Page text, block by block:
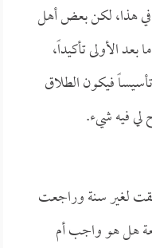
في هذا، لكن بعض أهل
الأولى تأكيداً،
فيكون الطلاق
لي فيه شيء.
لغير سنة وراجعت
هل هو واجب أم